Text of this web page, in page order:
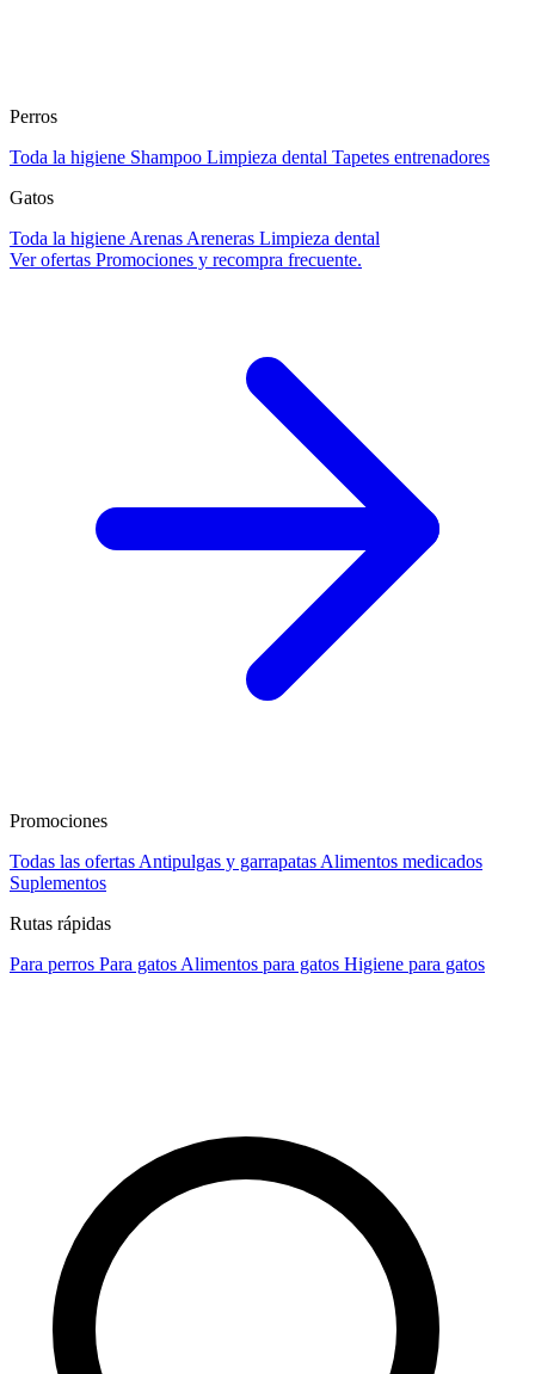
Perros
Toda la higiene Shampoo Limpieza dental Tapetes entrenadores
Gatos
Toda la higiene Arenas Areneras Limpieza dental
Ver ofertas Promociones y recompra frecuente.
Promociones
Todas las ofertas Antipulgas y garrapatas Alimentos medicados
Suplementos
Rutas rápidas
Para perros Para gatos Alimentos para gatos Higiene para gatos